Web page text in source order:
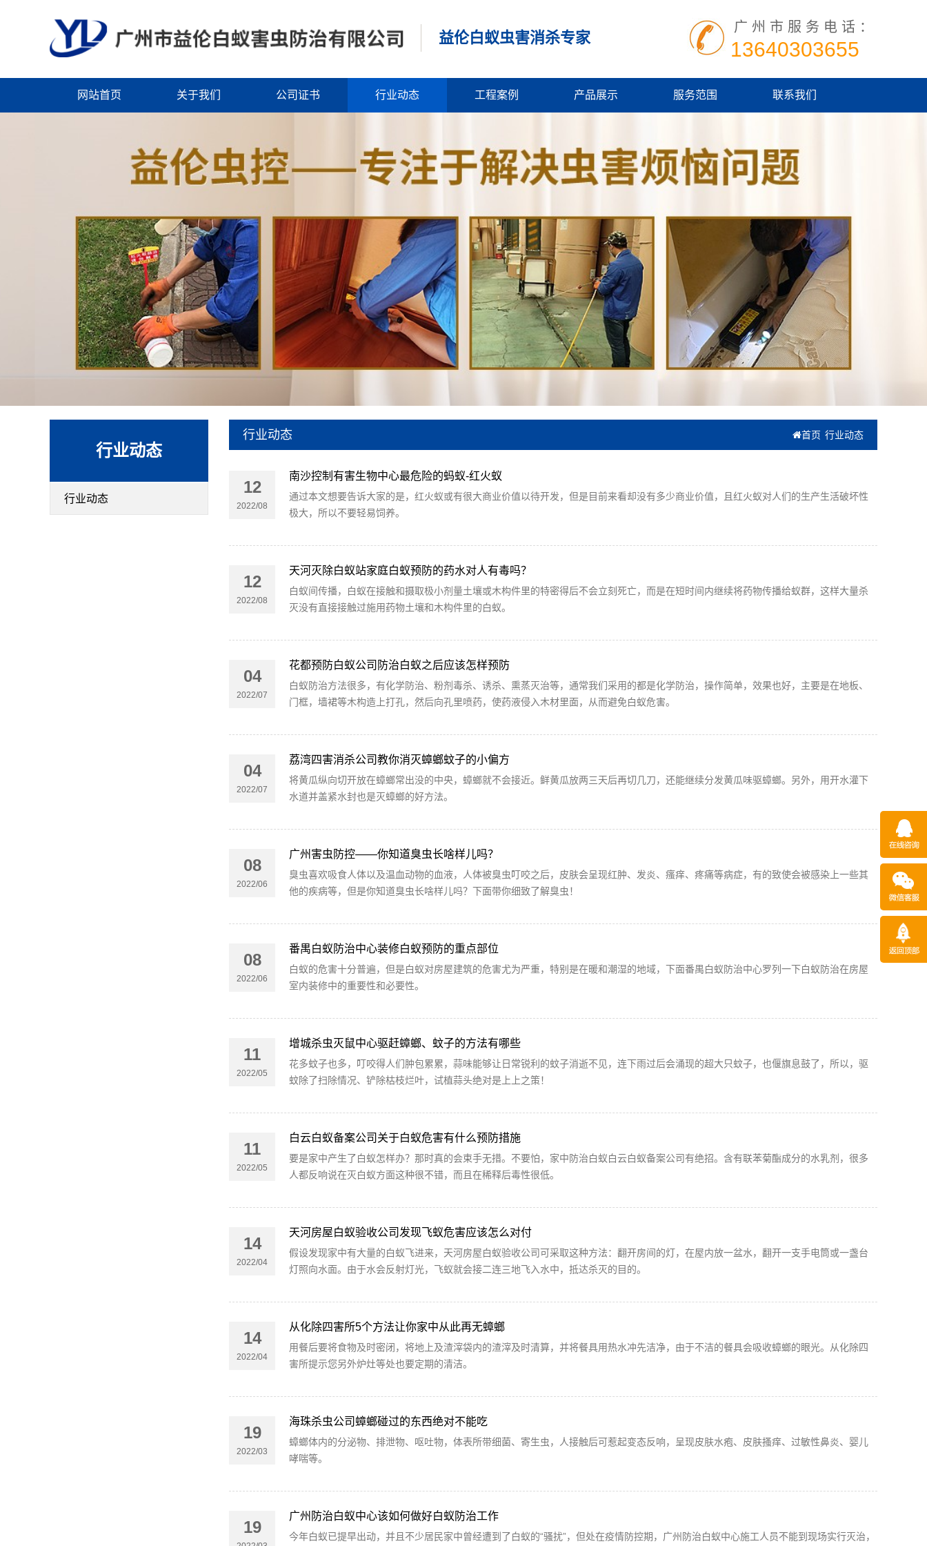
益伦白蚁虫害消杀专家
广州市服务电话：
13640303655
网站首页 关于我们 公司证书 行业动态 工程案例 产品展示 服务范围 联系我们
行业动态
行业动态
行业动态 首页 行业动态
12
2022/08
南沙控制有害生物中心最危险的蚂蚁-红火蚁
通过本文想要告诉大家的是，红火蚁或有很大商业价值以待开发，但是目前来看却没有多少商业价值，且红火蚁对人们的生产生活破坏性
极大，所以不要轻易饲养。
12
2022/08
天河灭除白蚁站家庭白蚁预防的药水对人有毒吗？
白蚁间传播，白蚁在接触和摄取极小剂量土壤或木构件里的特密得后不会立刻死亡，而是在短时间内继续将药物传播给蚁群，这样大量杀
灭没有直接接触过施用药物土壤和木构件里的白蚁。
04
2022/07
花都预防白蚁公司防治白蚁之后应该怎样预防
白蚁防治方法很多，有化学防治、粉剂毒杀、诱杀、熏蒸灭治等，通常我们采用的都是化学防治，操作简单，效果也好，主要是在地板、
门框，墙裙等木构造上打孔，然后向孔里喷药，使药液侵入木材里面，从而避免白蚁危害。
04
2022/07
荔湾四害消杀公司教你消灭蟑螂蚊子的小偏方
将黄瓜纵向切开放在蟑螂常出没的中央，蟑螂就不会接近。鲜黄瓜放两三天后再切几刀，还能继续分发黄瓜味驱蟑螂。另外，用开水灌下
水道并盖紧水封也是灭蟑螂的好方法。
08
2022/06
广州害虫防控——你知道臭虫长啥样儿吗？
臭虫喜欢吸食人体以及温血动物的血液，人体被臭虫叮咬之后，皮肤会呈现红肿、发炎、瘙痒、疼痛等病症，有的致使会被感染上一些其
他的疾病等，但是你知道臭虫长啥样儿吗？下面带你细致了解臭虫！
08
2022/06
番禺白蚁防治中心装修白蚁预防的重点部位
白蚁的危害十分普遍，但是白蚁对房屋建筑的危害尤为严重，特别是在暖和潮湿的地域，下面番禺白蚁防治中心罗列一下白蚁防治在房屋
室内装修中的重要性和必要性。
11
2022/05
增城杀虫灭鼠中心驱赶蟑螂、蚊子的方法有哪些
花多蚊子也多，叮咬得人们肿包累累，蒜味能够让日常锐利的蚊子消逝不见，连下雨过后会涌现的超大只蚊子，也偃旗息鼓了，所以，驱
蚊除了扫除情况、铲除枯枝烂叶，试植蒜头绝对是上上之策！
11
2022/05
白云白蚁备案公司关于白蚁危害有什么预防措施
要是家中产生了白蚁怎样办？那时真的会束手无措。不要怕，家中防治白蚁白云白蚁备案公司有绝招。含有联苯菊酯成分的水乳剂，很多
人都反响说在灭白蚁方面这种很不错，而且在稀释后毒性很低。
14
2022/04
天河房屋白蚁验收公司发现飞蚁危害应该怎么对付
假设发现家中有大量的白蚁飞进来，天河房屋白蚁验收公司可采取这种方法：翻开房间的灯，在屋内放一盆水，翻开一支手电筒或一盏台
灯照向水面。由于水会反射灯光，飞蚁就会接二连三地飞入水中，抵达杀灭的目的。
14
2022/04
从化除四害所5个方法让你家中从此再无蟑螂
用餐后要将食物及时密闭，将地上及渣滓袋内的渣滓及时清算，并将餐具用热水冲先洁净，由于不洁的餐具会吸收蟑螂的眼光。从化除四
害所提示您另外炉灶等处也要定期的清洁。
19
2022/03
海珠杀虫公司蟑螂碰过的东西绝对不能吃
蟑螂体内的分泌物、排泄物、呕吐物，体表所带细菌、寄生虫，人接触后可惹起变态反响，呈现皮肤水疱、皮肤搔痒、过敏性鼻炎、婴儿
哮喘等。
19
广州防治白蚁中心该如何做好白蚁防治工作
今年白蚁已提早出动，并且不少居民家中曾经遭到了白蚁的“骚扰”，但处在疫情防控期，广州防治白蚁中心施工人员不能到现场实行灭治，